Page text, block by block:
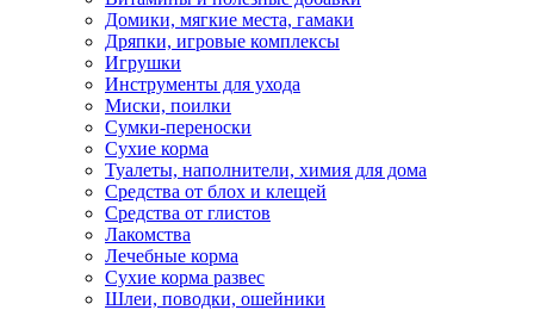
Домики, мягкие места, гамаки
Дряпки, игровые комплексы
Игрушки
Инструменты для ухода
Миски, поилки
Сумки-переноски
Сухие корма
Туалеты, наполнители, химия для дома
Средства от блох и клещей
Средства от глистов
Лакомства
Лечебные корма
Сухие корма развес
Шлеи, поводки, ошейники